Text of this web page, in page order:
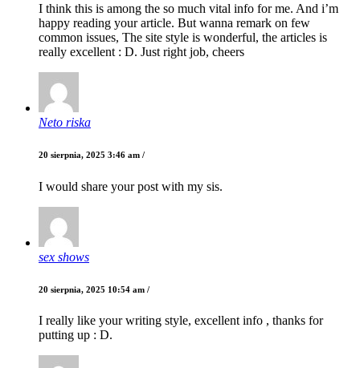
I think this is among the so much vital info for me. And i’m
happy reading your article. But wanna remark on few
common issues, The site style is wonderful, the articles is
really excellent : D. Just right job, cheers
Neto riska
20 sierpnia, 2025 3:46 am /
I would share your post with my sis.
sex shows
20 sierpnia, 2025 10:54 am /
I really like your writing style, excellent info , thanks for
putting up : D.